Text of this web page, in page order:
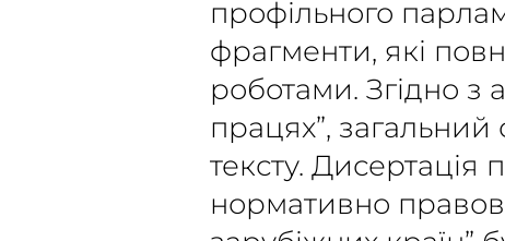
профільного
фрагменти, які
роботами. Згідно з
працях”, загальний
тексту. Дисертація
нормативно